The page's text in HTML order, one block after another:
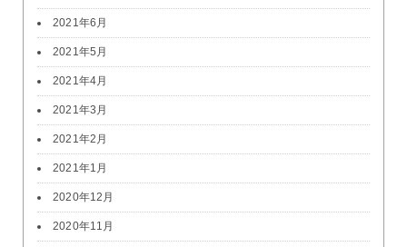
2021年6月
2021年5月
2021年4月
2021年3月
2021年2月
2021年1月
2020年12月
2020年11月